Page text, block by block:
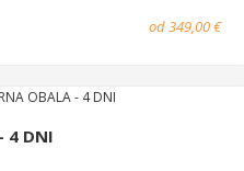
od 349,00 €
4 DNI